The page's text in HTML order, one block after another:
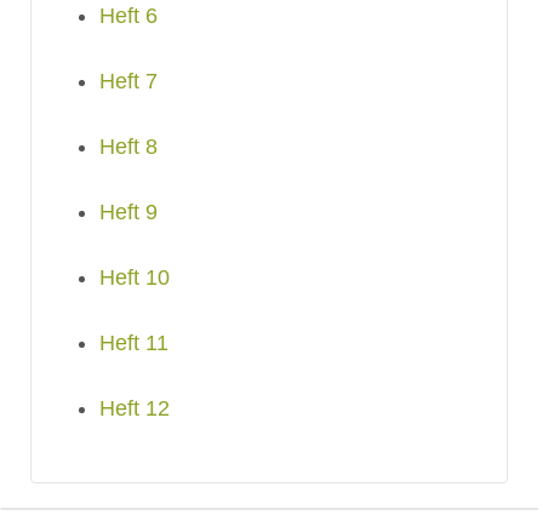
Heft 6
Heft 7
Heft 8
Heft 9
Heft 10
Heft 11
Heft 12